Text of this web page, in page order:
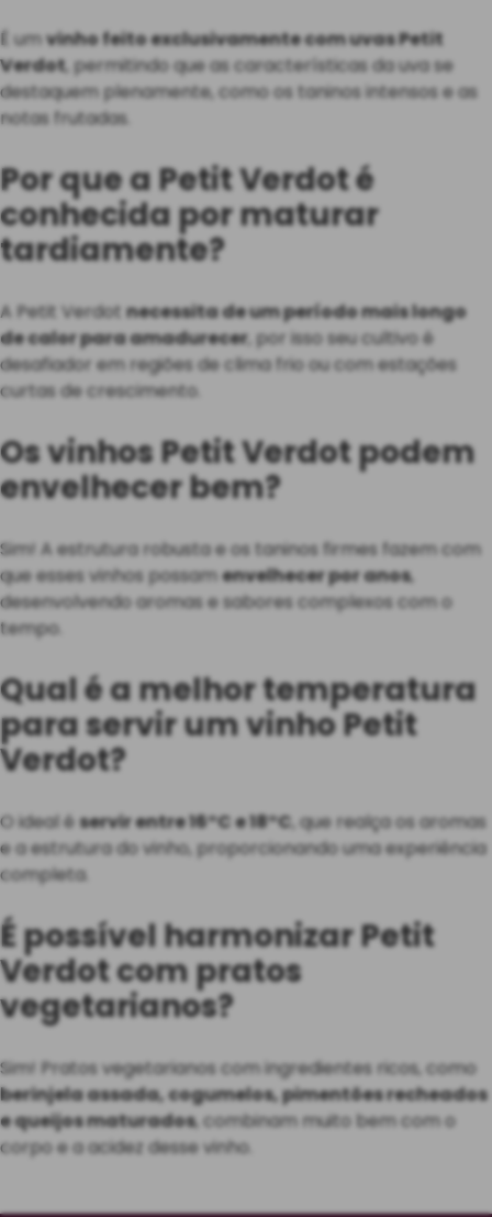
É umvinho feito exclusivamente com uvas Petit
Verdot, permitindo que as características da uva se
destaquem plenamente, como os taninos intensos e as
notas frutadas.
Por que a Petit Verdot é
conhecida por maturar
tardiamente?
A Petit Verdotnecessita de um período mais longo
de calor para amadurecer , por isso seu cultivo é
desafiador em regiões de clima frio ou com estações
curtas de crescimento.
Os vinhos Petit Verdot podem
envelhecer bem?
Sim! A estrutura robusta e os taninos firmes fazem com
que esses vinhos possamenvelhecer por anos,
desenvolvendo aromas e sabores complexos com o
tempo.
Qual é a melhor temperatura
para servir um vinho Petit
Verdot?
O ideal éservir entre 16°C e 18°C, que realça os aromas
e a estrutura do vinho, proporcionando uma experiência
completa.
É possível harmonizar Petit
Verdot com pratos
vegetarianos?
Sim! Pratos vegetarianos com ingredientes ricos, como
berinjela assada, cogumelos, pimentões recheados
e queijos maturados, combinam muito bem com o
corpo e a acidez desse vinho.